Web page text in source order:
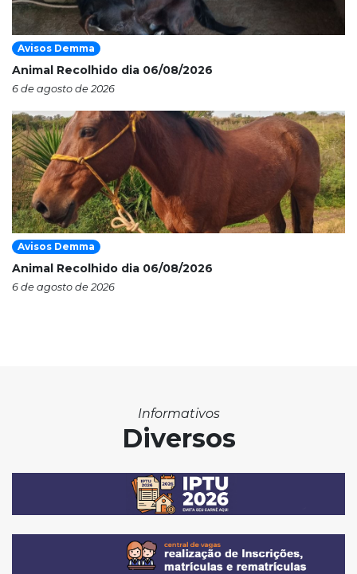
Avisos Demma
Animal Recolhido dia 06/08/2026
6 de agosto de 2026
Avisos Demma
Animal Recolhido dia 06/08/2026
6 de agosto de 2026
Informativos
Diversos